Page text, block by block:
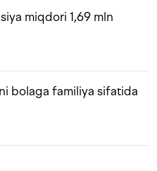
miqdori 1,69 mln
bolaga familiya sifatida